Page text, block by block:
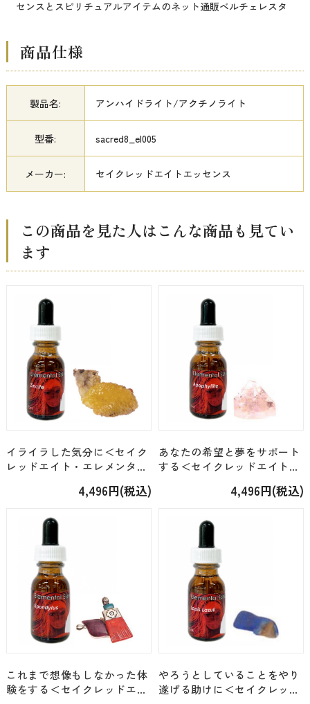
センスとスピリチュアルアイテムのネット通販ベルチェレスタ
商品仕様
製品名: アンハイドライト/アクチノライト
型番: sacred8_el005
メーカー: セイクレッドエイトエッセンス
この商品を見た人はこんな商品も見てい
ます
イライラした気分に＜セイク
レッドエイト・エレメンタル
4,496円(税込)
あなたの希望と夢をサポート
する＜セイクレッドエイト・
イト（27）」 [15ml]4,496円(税込)
これまで想像もしなかった体
験をする＜セイクレッドエイ
やろうとしていることをやり
遂げる助けに＜セイクレッド